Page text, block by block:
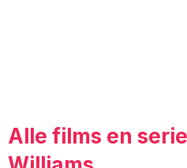
Alle films en